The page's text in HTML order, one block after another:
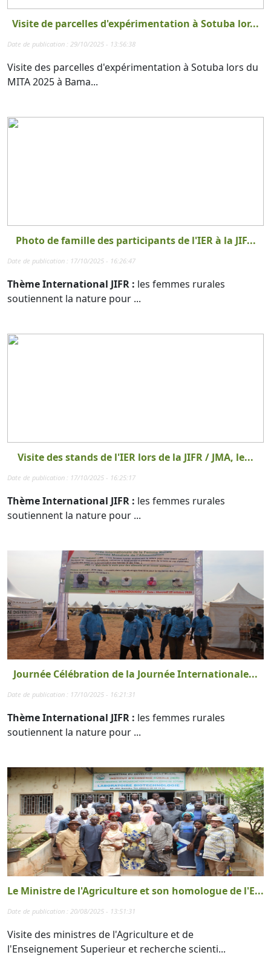
Visite de parcelles d'expérimentation à Sotuba lor...
Date de publication : 29/10/2025 - 13:56:38
Visite des parcelles d'expérimentation à Sotuba lors du
MITA 2025 à Bama...
Photo de famille des participants de l'IER à la JIF...
Date de publication : 17/10/2025 - 16:26:47
Thème International JIFR : les femmes rurales
soutiennent la nature pour ...
Visite des stands de l'IER lors de la JIFR / JMA, le...
Date de publication : 17/10/2025 - 16:25:17
Thème International JIFR : les femmes rurales
soutiennent la nature pour ...
Journée Célébration de la Journée Internationale...
Date de publication : 17/10/2025 - 16:21:31
Thème International JIFR : les femmes rurales
soutiennent la nature pour ...
Le Ministre de l'Agriculture et son homologue de l'E...
Date de publication : 20/08/2025 - 13:51:31
Visite des ministres de l'Agriculture et de
l'Enseignement Superieur et recherche scienti...